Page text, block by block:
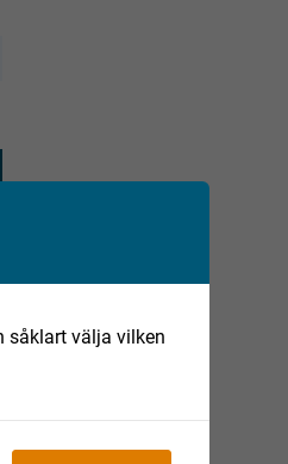
såklart välja vilken